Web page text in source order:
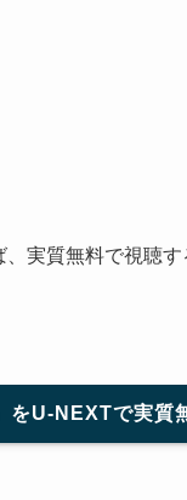
実質無料で視聴す
をU-NEXTで実質